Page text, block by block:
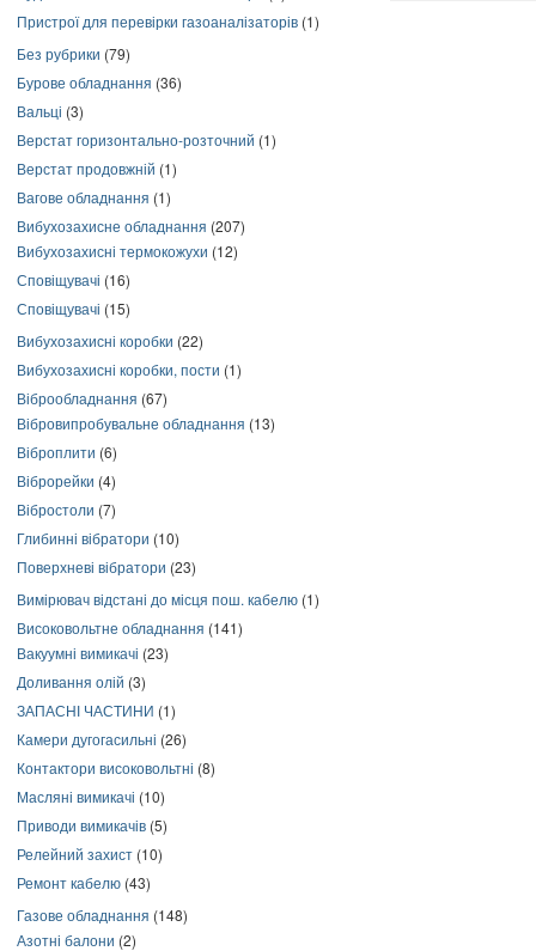
Пристрої для перевірки газоаналізаторів (1)
Без рубрики (79)
Бурове обладнання (36)
Вальці (3)
Верстат горизонтально-розточний (1)
Верстат продовжній (1)
Вагове обладнання (1)
Вибухозахисне обладнання (207)
Вибухозахисні термокожухи (12)
Сповіщувачі (16)
Сповіщувачі (15)
Вибухозахисні коробки (22)
Вибухозахисні коробки, пости (1)
Віброобладнання (67)
Вібровипробувальне обладнання (13)
Віброплити (6)
Віброрейки (4)
Вібростоли (7)
Глибинні вібратори (10)
Поверхневі вібратори (23)
Вимірювач відстані до місця пош. кабелю (1)
Високовольтне обладнання (141)
Вакуумні вимикачі (23)
Доливання олій (3)
ЗАПАСНІ ЧАСТИНИ (1)
Камери дугогасильні (26)
Контактори високовольтні (8)
Масляні вимикачі (10)
Приводи вимикачів (5)
Релейний захист (10)
Ремонт кабелю (43)
Газове обладнання (148)
Азотні балони (2)